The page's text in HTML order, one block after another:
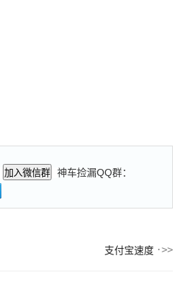
加入微信群
神车捡漏QQ群：
支付宝速度